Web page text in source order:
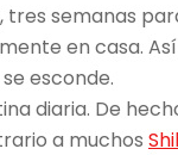
semanas
en casa.
esconde.
diaria. De
a muchos